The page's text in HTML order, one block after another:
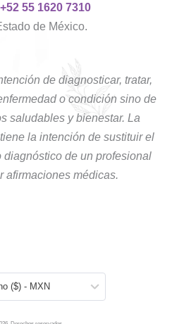
55 1620 7310
de México.
de diagnosticar, tratar,
o condición sino de
saludables y bienestar. La
la intención de sustituir el
diagnóstico de un profesional
afirmaciones médicas.
($) - MXN